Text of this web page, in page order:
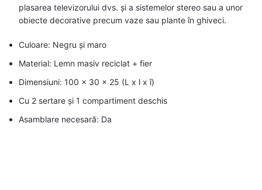
plasarea televizorului dvs. și a sistemelor stereo sau a unor
obiecte decorative precum vaze sau plante în ghiveci.
Culoare: Negru și maro
Material: Lemn masiv reciclat + fier
Dimensiuni: 100 x 30 x 25 (L x l x î)
Cu 2 sertare și 1 compartiment deschis
Asamblare necesară: Da